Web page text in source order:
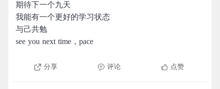
期待下一个九天
我能有一个更好的学习状态
与己共勉
see you next time，pace
分享 评论 点赞